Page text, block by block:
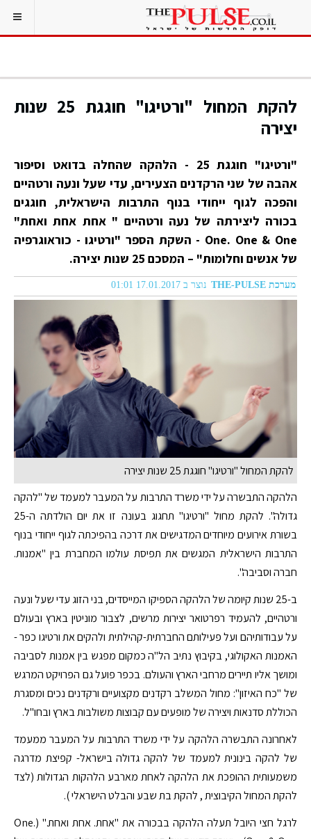
להקת המחול "ורטיגו" חוגגת 25 שנות
יצירה
"ורטיגו" חוגגת 25 - הלהקה שהחלה בדואט וסיפור
אהבה של שני הרקדנים הצעירים, עדי שעל ונעה ורטהיים
והפכה לגוף ייחודי בנוף התרבות הישראלית, חוגגים
בכורה ליצירתה של נעה ורטהיים " אחת אחת ואחת"
One. One & One - השקת הספר "ורטיגו - כוראוגרפיה
של אנשים וחלומות" – המסכם 25 שנות יצירה.
מערכת THE-PULSE נוצר ב 17.01.2017 01:01
להקת המחול "ורטיגו" חוגגת 25 שנות יצירה
הלהקה התבשרה על ידי משרד התרבות על המעבר למעמד של "להקה
גדולה". להקת מחול "ורטיגו" תחגוג בעונה זו את יום הולדתה ה-25
בשורת אירועים מיוחדים המדגישים את דרכה בהפיכתה לגוף ייחודי בנוף
התרבות הישראלית המגשים את תפיסת עולמו המחברת בין "אמנות.
חברה וסביבה".
ב-25 שנות קיומה של הלהקה הספיקו המייסדים, בני הזוג עדי שעל ונעה
ורטהיים, להעמיד רפרטואר יצירות מרשים, לצבור מוניטין בארץ ובעולם
על עבודותיהם ועל פעילותם החברתית-קהילתית ולהקים את ורטיגו כפר -
האמנות האקולוגי, בקיבוץ נתיב הל"ה כמקום מפגש בין אמנות לסביבה
ומושך אליו תיירים מרחבי הארץ והעולם. בכפר פועל גם הפרויקט המרגש
של "כח האיזון": מחול המשלב רקדנים מקצועיים ורקדנים נכים ומסגרת
הכוללת סדנאות ויצירה של מופעים עם קבוצות משולבות בארץ ובחו"ל.
לאחרונה התבשרה הלהקה על ידי משרד התרבות על המעבר ממעמד
של להקה בינונית למעמד של להקה גדולה בישראל- קפיצת מדרגה
משמעותית ההופכת את הלהקה לאחת מארבע הלהקות הגדולות (לצד
להקת המחול הקיבוצית , להקת בת שבע והבלט הישראלי ).
לרגל חצי היובל תעלה הלהקה בבכורה את "אחת. אחת ואחת." (One.